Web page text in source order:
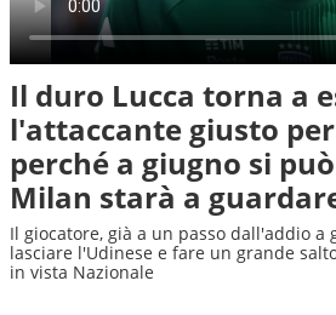
Il duro Lucca torna a
l'attaccante giusto
perché a giugno si
Milan starà a
Il giocatore, già a un passo dall'addio a
lasciare l'Udinese e fare un grande
in vista Nazionale